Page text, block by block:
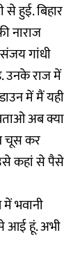
से हुई. बिहार
नाराज
गांधी
उनके राज में
में मैं यही
अब क्या
चूस कर
कहां से पैसे
भवानी
आई हूं. अभी